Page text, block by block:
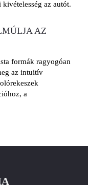
az autót.
AZ
formák ragyogóan
az intuitív
a